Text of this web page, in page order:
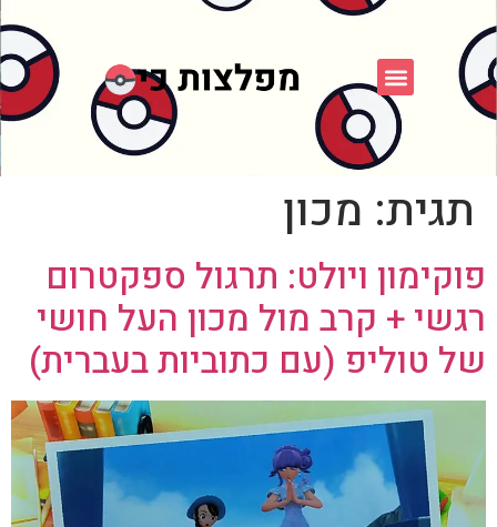
תגית: מכון
פוקימון ויולט: תרגול ספקטרום
רגשי + קרב מול מכון העל חושי
של טוליפ (עם כתוביות בעברית)